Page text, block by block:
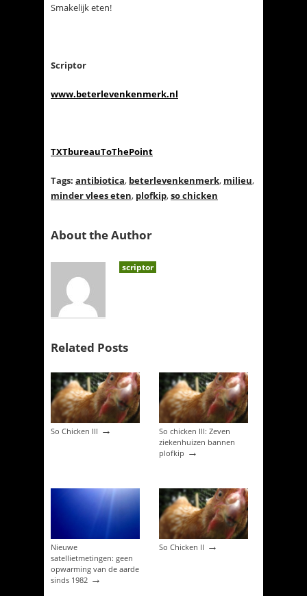
Smakelijk eten!
Scriptor
www.beterlevenkenmerk.nl
TXTbureauToThePoint
Tags: antibiotica, beterlevenkenmerk, milieu,
minder vlees eten, plofkip,so chicken
About the Author
scriptor
Related Posts
So Chicken III →
So chicken III: Zeven
ziekenhuizen bannen
plofkip →
Nieuwe
satellietmetingen: geen
opwarming van de aarde
sinds 1982→
So Chicken II →